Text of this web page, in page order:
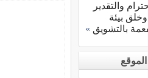
والتقدير
بيئة
بالتشويق »